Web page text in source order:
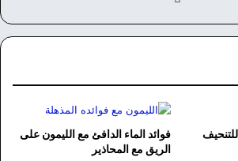
وك
فوائد الماء الدافئ مع الليمون على
الريق مع المحاذير